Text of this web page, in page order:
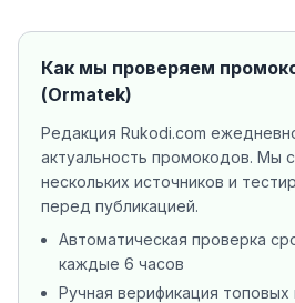
Как мы проверяем
(Ormatek)
Редакция Rukodi.com
актуальность промокодов. Мы
нескольких источников и
перед публикацией.
Автоматическая проверка
каждые 6 часов
Ручная верификация